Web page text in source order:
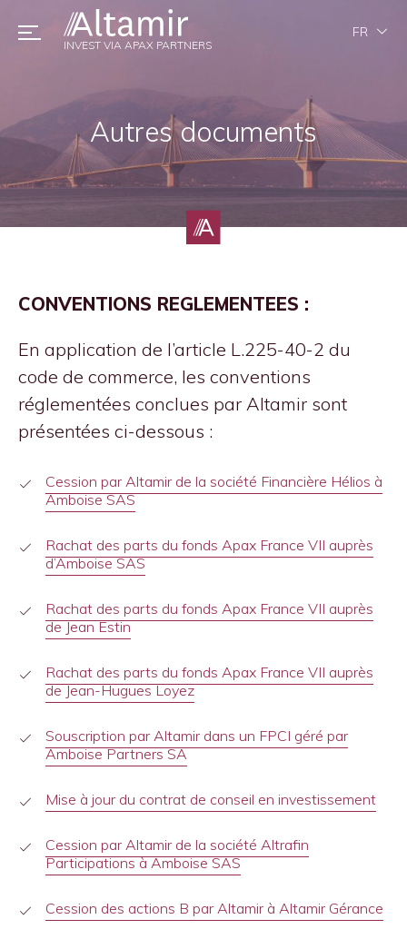
Autres documents
CONVENTIONS REGLEMENTEES :
En application de l’article L.225-40-2 du
code de commerce, les conventions
réglementées conclues par Altamir sont
présentées ci-dessous :
Cession par Altamir de la société Financière Hélios à
Amboise SAS
Rachat des parts du fonds Apax France VII auprès
d’Amboise SAS
Rachat des parts du fonds Apax France VII auprès
de Jean Estin
Rachat des parts du fonds Apax France VII auprès
de Jean-Hugues Loyez
Souscription par Altamir dans un FPCI géré par
Amboise Partners SA
Mise à jour du contrat de conseil en investissement
Cession par Altamir de la société Altrafin
Participations à Amboise SAS
Cession des actions B par Altamir à Altamir Gérance
INVEST VIA APAX PARTNERS
FR